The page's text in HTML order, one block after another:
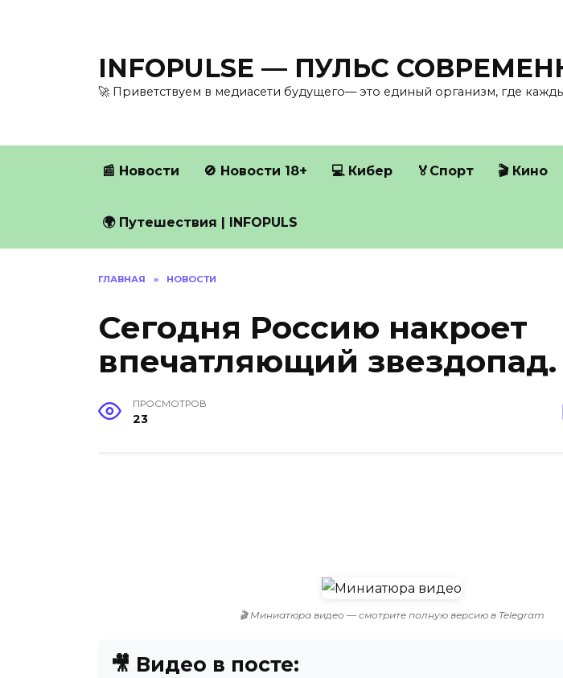
INFOPULSE — ПУЛЬС
🚀 Приветствуем в медиасети будущего— это единый организм, где
📰 Новости 🚫 Новости 18+ 💻 Кибер 🏅Спорт 🎬 Кино
🌍 Путешествия | INFOPULS
ГЛАВНАЯ » НОВОСТИ
Сегодня Россию накроет
впечатляющий звездопад.
ПРОСМОТРОВ
23
🎬 Миниатюра видео — смотрите полную версию в Telegram
🎥 Видео в посте: